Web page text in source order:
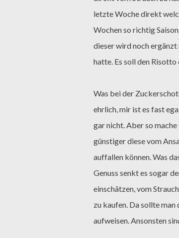
letzte Woche direkt
Wochen so richtig
dieser wird noch
hatte. Es soll den
Was bei der
ehrlich, mir ist es fast
gar nicht. Aber so
günstiger diese vom
auffallen können. Was
Genuss senkt es sogar
einschätzen, vom
zu kaufen. Da sollte
aufweisen. Ansonsten